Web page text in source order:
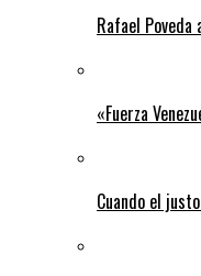
Rafael
«Fuerza
Cuando el